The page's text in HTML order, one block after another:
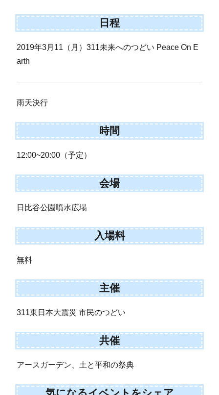
日程
2019年3月11（月）311未来へのつどい Peace On E
arth
雨天決行
時間
12:00~20:00（予定）
会場
日比谷公園噴水広場
入場料
無料
主催
311東日本大震災 市民のつどい
共催
アースガーデン、土と平和の祭典